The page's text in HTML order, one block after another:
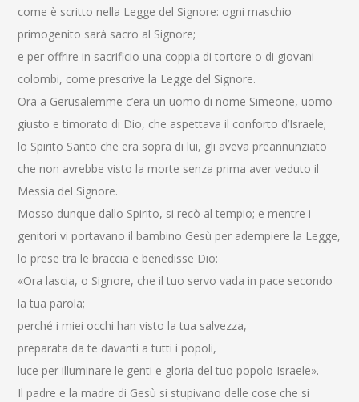
come è scritto nella Legge del Signore: ogni maschio
primogenito sarà sacro al Signore;
e per offrire in sacrificio una coppia di tortore o di giovani
colombi, come prescrive la Legge del Signore.
Ora a Gerusalemme c’era un uomo di nome Simeone, uomo
giusto e timorato di Dio, che aspettava il conforto d’Israele;
lo Spirito Santo che era sopra di lui, gli aveva preannunziato
che non avrebbe visto la morte senza prima aver veduto il
Messia del Signore.
Mosso dunque dallo Spirito, si recò al tempio; e mentre i
genitori vi portavano il bambino Gesù per adempiere la Legge,
lo prese tra le braccia e benedisse Dio:
«Ora lascia, o Signore, che il tuo servo vada in pace secondo
la tua parola;
perché i miei occhi han visto la tua salvezza,
preparata da te davanti a tutti i popoli,
luce per illuminare le genti e gloria del tuo popolo Israele».
Il padre e la madre di Gesù si stupivano delle cose che si